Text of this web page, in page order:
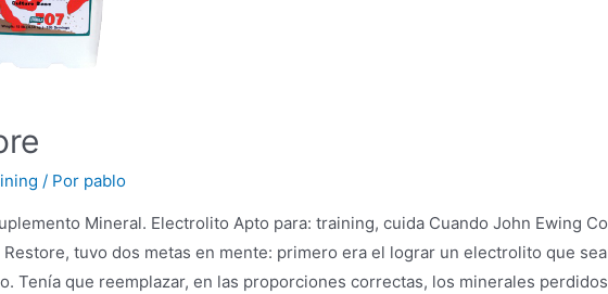
/ Por pablo
Mineral. Electrolito Apto para: training, cuida Cuando John Ewing Co
tuvo dos metas en mente: primero era el lograr un electrolito que sea
Tenía que reemplazar, en las proporciones correctas, los minerales perdidos